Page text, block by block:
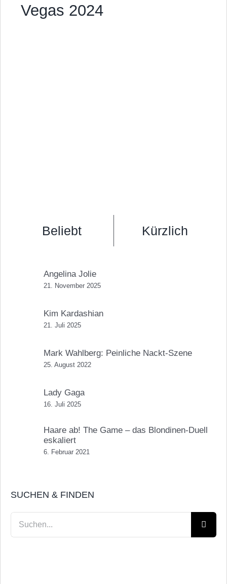
Vegas 2024
Beliebt Kürzlich
Angelina Jolie
21. November 2025
Kim Kardashian
21. Juli 2025
Mark Wahlberg: Peinliche Nackt-Szene
25. August 2022
Lady Gaga
16. Juli 2025
Haare ab! The Game – das Blondinen-Duell
eskaliert
6. Februar 2021
SUCHEN & FINDEN
Suche
nach: